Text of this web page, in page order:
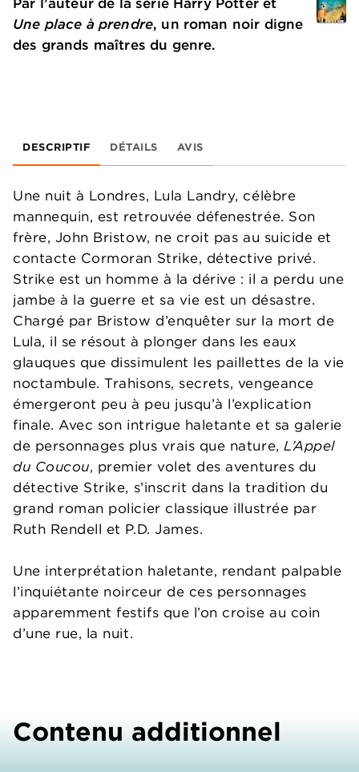
Une place à prendre, un roman noir digne
des grands maîtres du genre.
DESCRIPTIF DÉTAILS AVIS
Une nuit à Londres, Lula Landry, célèbre
mannequin, est retrouvée défenestrée. Son
frère, John Bristow, ne croit pas au suicide et
contacte Cormoran Strike, détective privé.
Strike est un homme à la dérive : il a perdu une
jambe à la guerre et sa vie est un désastre.
Chargé par Bristow d’enquêter sur la mort de
Lula, il se résout à plonger dans les eaux
glauques que dissimulent les paillettes de la vie
noctambule. Trahisons, secrets, vengeance
émergeront peu à peu jusqu’à l’explication
finale. Avec son intrigue haletante et sa galerie
de personnages plus vrais que nature,L’Appel
du Coucou, premier volet des aventures du
détective Strike, s’inscrit dans la tradition du
grand roman policier classique illustrée par
Ruth Rendell et P.D. James.
Une interprétation haletante, rendant palpable
l’inquiétante noirceur de ces personnages
apparemment festifs que l’on croise au coin
d’une rue, la nuit.
Contenu additionnel